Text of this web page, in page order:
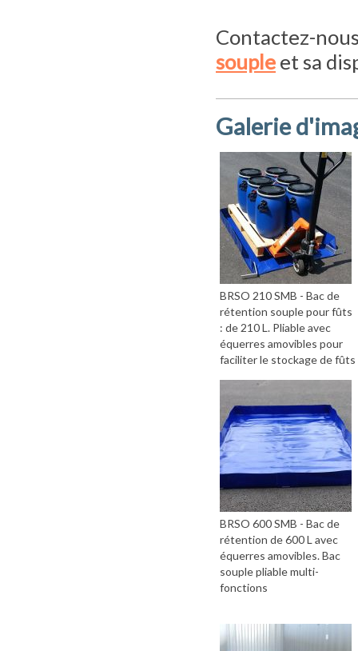
Contactez-
souple et sa
Galerie
BRSO 210 SMB - Bac de
rétention souple pour fûts
: de 210 L. Pliable avec
équerres amovibles pour
faciliter le stockage de fûts
BRSO 600 SMB - Bac de
rétention de 600 L avec
équerres amovibles. Bac
souple pliable multi-
fonctions